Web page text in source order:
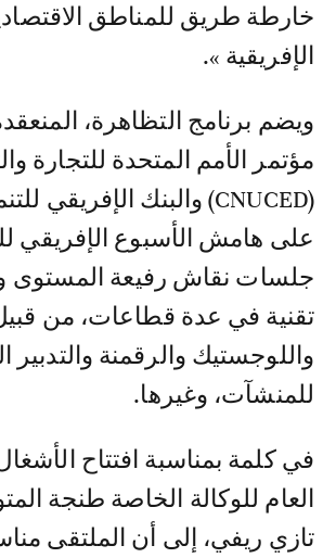
خارطة طريق للمناطق
الإفريقية ».
ويضم برنامج التظاهرة،
مؤتمر الأمم المتحدة للتجارة
على هامش الأسبوع الإفريقي
جلسات نقاش رفيعة المستوى
تقنية في عدة قطاعات، من
واللوجستيك والرقمنة والتدبير
للمنشآت، وغيرها.
في كلمة بمناسبة افتتاح
العام للوكالة الخاصة طنجة
تازي ريفي، إلى أن الملتقى